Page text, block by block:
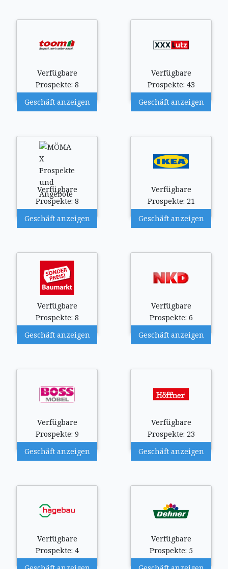
Verfügbare
Prospekte: 8
Geschäft anzeigen
Verfügbare
Prospekte: 43
Geschäft anzeigen
Verfügbare
Prospekte: 8
Geschäft anzeigen
Verfügbare
Prospekte: 21
Geschäft anzeigen
Verfügbare
Prospekte: 8
Geschäft anzeigen
Verfügbare
Prospekte: 6
Geschäft anzeigen
Verfügbare
Prospekte: 9
Geschäft anzeigen
Verfügbare
Prospekte: 23
Geschäft anzeigen
Verfügbare
Prospekte: 4
Verfügbare
Prospekte: 5